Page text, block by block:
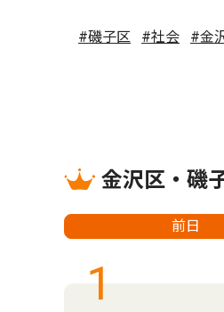
#磯子区 #社会 #金
金沢区・磯
前日
1